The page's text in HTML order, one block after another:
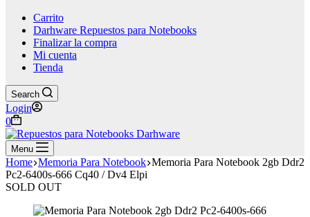
Carrito
Darhware Repuestos para Notebooks
Finalizar la compra
Mi cuenta
Tienda
Search
Login
Shopping
cart
0
Menu
Home Memoria Para Notebook Memoria Para Notebook 2gb Ddr2
Pc2-6400s-666 Cq40 / Dv4 Elpi
SOLD OUT